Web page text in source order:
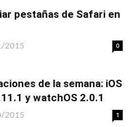
pestañas de Safari en
2015 0
de la semana: iOS
y watchOS 2.0.1
2015 1